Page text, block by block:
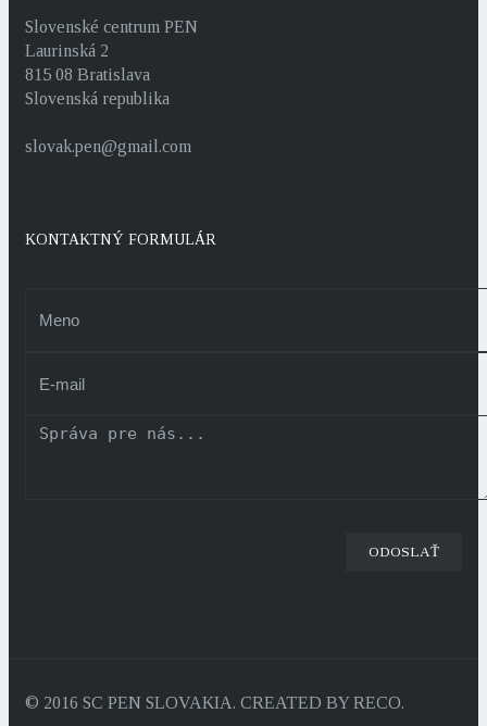
Slovenské centrum PEN
Laurinská 2
815 08 Bratislava
Slovenská republika
slovak.pen@gmail.com
KONTAKTNÝ FORMULÁR
© 2016 SC PEN SLOVAKIA. CREATED BY RECO.